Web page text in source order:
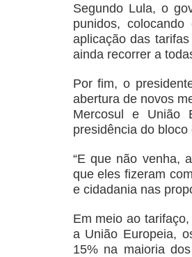
Segundo Lula, o
punidos,
aplicação das
ainda recorrer a
Por fim, o
abertura de novos
Mercosul e União
presidência do
“E que não venha,
que eles fizeram
e cidadania nas
Em meio ao
a União Europeia,
15% na maioria